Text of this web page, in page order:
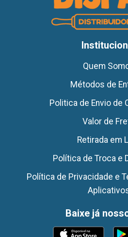
Quem
Métodos de
Politica de Envio de
Valor de
Retirada em
Política de Troca e
Política de Privacidade e
Baixe já